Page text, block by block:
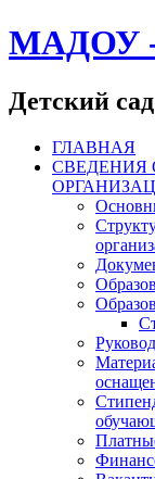
МАДОУ
Детский
ГЛАВНАЯ
СВЕДЕНИЯ